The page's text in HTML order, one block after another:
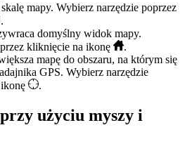
mapy. Wybierz narzędzie poprzez
.
domyślny widok mapy.
kliknięcie na ikonę
.
mapę do obszaru, na którym się
GPS. Wybierz narzędzie
.
użyciu myszy i